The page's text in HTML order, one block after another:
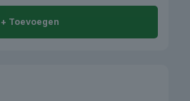
+ Toevoegen